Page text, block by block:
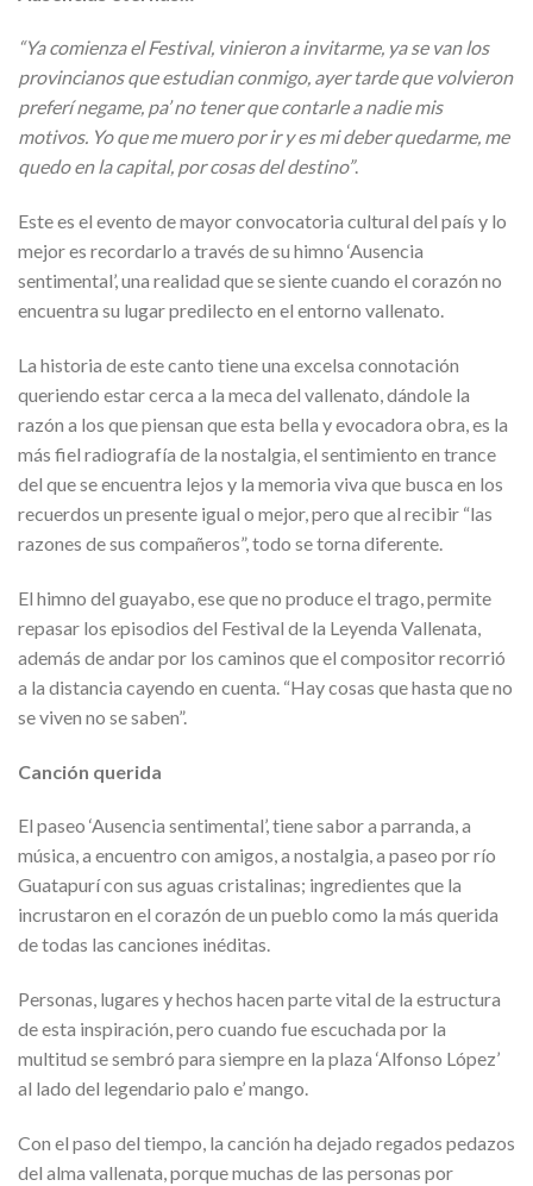
“Ya comienza el Festival, vinieron a invitarme, ya se van los
provincianos que estudian conmigo, ayer tarde que volvieron
preferí negame, pa’ no tener que contarle a nadie mis
motivos. Yo que me muero por ir y es mi deber quedarme, me
quedo en la capital, por cosas del destino”.
Este es el evento de mayor convocatoria cultural del país y lo
mejor es recordarlo a través de su himno ‘Ausencia
sentimental’, una realidad que se siente cuando el corazón no
encuentra su lugar predilecto en el entorno vallenato.
La historia de este canto tiene una excelsa connotación
queriendo estar cerca a la meca del vallenato, dándole la
razón a los que piensan que esta bella y evocadora obra, es la
más fiel radiografía de la nostalgia, el sentimiento en trance
del que se encuentra lejos y la memoria viva que busca en los
recuerdos un presente igual o mejor, pero que al recibir “las
razones de sus compañeros”, todo se torna diferente.
El himno del guayabo, ese que no produce el trago, permite
repasar los episodios del Festival de la Leyenda Vallenata,
además de andar por los caminos que el compositor recorrió
a la distancia cayendo en cuenta. “Hay cosas que hasta que no
se viven no se saben”.
Canción querida
El paseo ‘Ausencia sentimental’, tiene sabor a parranda, a
música, a encuentro con amigos, a nostalgia, a paseo por río
Guatapurí con sus aguas cristalinas; ingredientes que la
incrustaron en el corazón de un pueblo como la más querida
de todas las canciones inéditas.
Personas, lugares y hechos hacen parte vital de la estructura
de esta inspiración, pero cuando fue escuchada por la
multitud se sembró para siempre en la plaza ‘Alfonso López’
al lado del legendario palo e’ mango.
Con el paso del tiempo, la canción ha dejado regados pedazos
del alma vallenata, porque muchas de las personas por